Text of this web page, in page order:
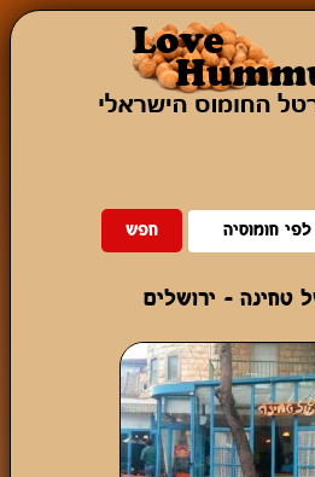
טחינה - ירושלים